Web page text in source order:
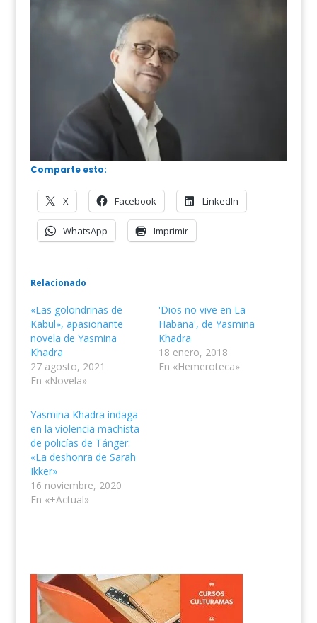
Comparte esto:
X Facebook LinkedIn
WhatsApp Imprimir
Relacionado
«Las golondrinas de
Kabul», apasionante
novela de Yasmina
Khadra
27 agosto, 2021
En «Novela»
'Dios no vive en La
Habana', de Yasmina
Khadra
18 enero, 2018
En «Hemeroteca»
Yasmina Khadra indaga
en la violencia machista
de policías de Tánger:
«La deshonra de Sarah
Ikker»
16 noviembre, 2020
En «+Actual»